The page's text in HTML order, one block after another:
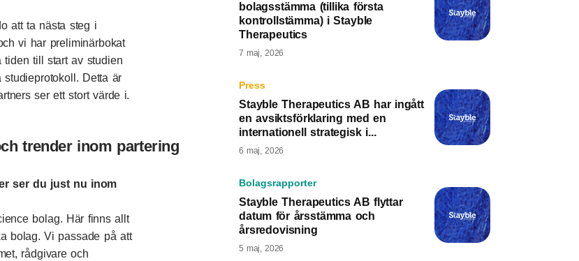
att ta nästa steg i
vi har preliminärbokat
tiden till start av studien
Detta är
ser ett stort värde i.
trender inom partering
ser du just nu inom
bolag. Här finns allt
bolag. Vi passade på att
rådgivare och
bolagsstämma (tillika första
kontrollstämma) i Stayble
Therapeutics
7 maj, 2026
Press
Stayble Therapeutics AB har ingått
en avsiktsförklaring med en
internationell strategisk i...
6 maj, 2026
Bolagsrapporter
Stayble Therapeutics AB flyttar
datum för årsstämma och
årsredovisning
5 maj, 2026